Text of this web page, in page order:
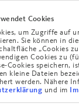
Cookies
um Zugriffe auf
Sie können in
„Cookies
Cookies zu
Cookies speichern,
kleine Dateien
werden. Nähere
und im
0
Schwindegg